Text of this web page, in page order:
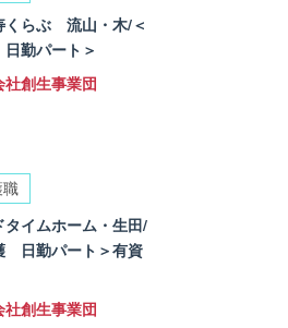
くらぶ 流山・木/＜
勤パート＞
社創生事業団
タイムホーム・生田/
日勤パート＞有資
社創生事業団